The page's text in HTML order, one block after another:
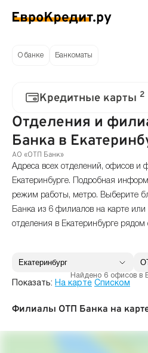
О банке Банкоматы
Кредитные карты 2
Отделения и
Банка в
АО «ОТП Банк»
Адреса всех отделений, офисов и
Екатеринбурге. Подробная
режим работы, метро. Выберите
Банка из 6 филиалов на карте
отделения в Екатеринбурге рядом
Найдено 6 офисов в
Показать: На карте Списком
Филиалы ОТП Банка на